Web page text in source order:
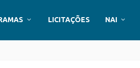
LICITAÇÕES NAI